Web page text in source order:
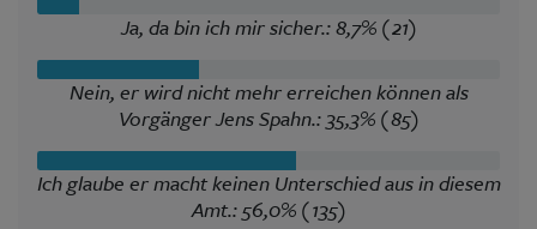
Ja, da bin ich mir sicher.: 8,7% (21)
Nein, er wird nicht mehr erreichen können als
Vorgänger Jens Spahn.: 35,3% (85)
Ich glaube er macht keinen Unterschied aus in diesem
Amt.: 56,0% (135)